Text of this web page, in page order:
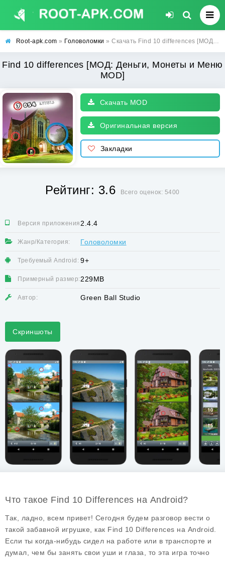
Root-apk.com » Головоломки » Скачать Find 10 differences [МОД: Деньги, Монеты и Меню MOD] | Взлом Find 10 differences на Андроид
Find 10 differences [МОД: Деньги, Монеты и Меню
MOD]
Скачать MOD
Оригинальная версия
Закладки
Рейтинг: 3.6 Всего оценок: 5400
Версия приложения:2.4.4
Жанр/Категория: Головоломки
Требуемый Android: 9+
Примерный размер: 229MB
Автор: Green Ball Studio
Скриншоты
Что такое Find 10 Differences на Android?
Так, ладно, всем привет! Сегодня будем разговор вести о
такой забавной игрушке, как Find 10 Differences на Android.
Если ты когда-нибудь сидел на работе или в транспорте и
думал, чем бы занять свои уши и глаза, то эта игра точно